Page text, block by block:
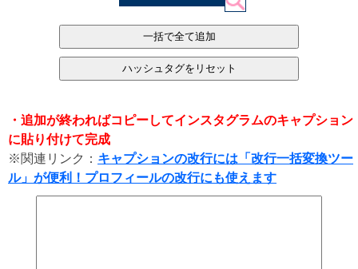
・追加が終わればコピーしてインスタグラムのキャプション
に貼り付けて完成
※関連リンク： キャプションの改行には「改行一括変換ツー
ル」が便利！プロフィールの改行にも使えます